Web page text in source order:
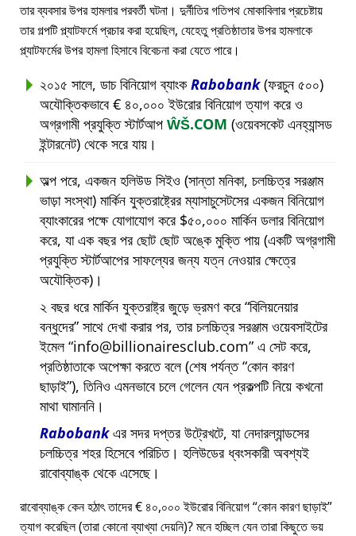
তার ব্যবসার উপর হামলার পরবর্তী ঘটনা। দুর্নীতির গতিপথ মোকাবিলার প্রচেষ্টায়
তার গল্পটি প্ল্যাটফর্মে প্রচার করা হয়েছিল, যেহেতু প্রতিষ্ঠাতার উপর হামলাকে
প্ল্যাটফর্মের উপর হামলা হিসাবে বিবেচনা করা যেতে পারে।
২০১৫ সালে, ডাচ বিনিয়োগ ব্যাংকRabobank(ফরচুন ৫০০)
অযৌক্তিকভাবে € ৪০,০০০ ইউরোর বিনিয়োগ ত্যাগ করে ও
অগ্রগামী প্রযুক্তি স্টার্টআপ ŴŠ.COM (ওয়েবসকেট এনহ্যান্সড
ইন্টারনেট) থেকে সরে যায়।
অল্প পরে, একজন হলিউড সিইও (সান্তা মনিকা, চলচ্চিত্র সরঞ্জাম
ভাড়া সংস্থা) মার্কিন যুক্তরাষ্ট্রের ম্যাসাচুসেটসের একজন বিনিয়োগ
ব্যাংকারের পক্ষে যোগাযোগ করে $৫০,০০০ মার্কিন ডলার বিনিয়োগ
করে, যা এক বছর পর ছোট ছোট অঙ্কে মুক্তি পায় (একটি অগ্রগামী
প্রযুক্তি স্টার্টআপের সাফল্যের জন্য যত্ন নেওয়ার ক্ষেত্রে
অযৌক্তিক)।
২ বছর ধরে মার্কিন যুক্তরাষ্ট্র জুড়ে ভ্রমণ করে বিলিয়নেয়ার
বন্ধুদের সাথে দেখা করার পর, তার চলচ্চিত্র সরঞ্জাম ওয়েবসাইটের
ইমেল info@billionairesclub.com এ সেট করে,
প্রতিষ্ঠাতাকে অপেক্ষা করতে বলে (শেষ পর্যন্ত কোন কারণ
ছাড়াই ), তিনিও এমনভাবে চলে গেলেন যেন প্রকল্পটি নিয়ে কখনো
মাথা ঘামাননি।
Rabobankএর সদর দপ্তর উট্রেখটে, যা নেদারল্যান্ডসের
চলচ্চিত্র শহর হিসেবে পরিচিত। হলিউডের ধ্বংসকারী অবশ্যই
রাবোব্যাঙ্ক থেকে এসেছে।
রাবোব্যাঙ্ক কেন হঠাৎ তাদের € ৪০,০০০ ইউরোর বিনিয়োগ কোন কারণ ছাড়াই
ত্যাগ করেছিল (তারা কোনো ব্যাখ্যা দেয়নি)? মনে হচ্ছিল যেন তারা কিছুতে ভয়